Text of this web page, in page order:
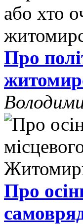
Про
Про